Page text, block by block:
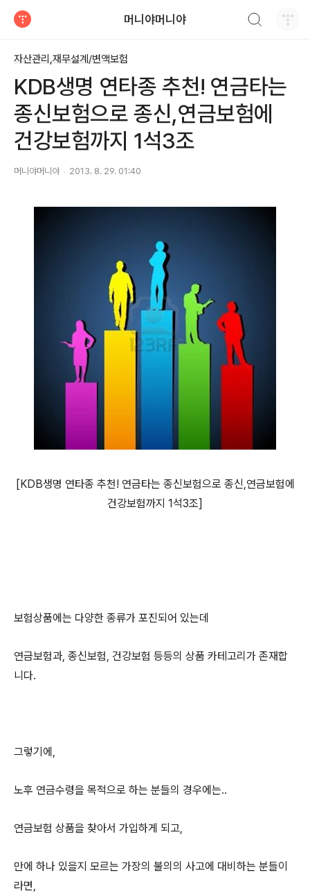
머니야머니야
자산관리,재무설계/변액보험
KDB생명 연타종 추천! 연금타는
종신보험으로 종신,연금보험에
건강보험까지 1석3조
머니야머니야 2013. 8. 29. 01:40
[KDB생명 연타종 추천! 연금타는 종신보험으로 종신,연금보험에
건강보험까지 1석3조]
보험상품에는 다양한 종류가 포진되어 있는데
연금보험과, 종신보험, 건강보험 등등의 상품 카테고리가 존재합
니다.
그렇기에,
노후 연금수령을 목적으로 하는 분들의 경우에는..
연금보험 상품을 찾아서 가입하게 되고,
만에 하나 있을지 모르는 가장의 불의의 사고에 대비하는 분들이
라면,